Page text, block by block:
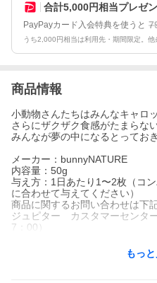
合計5,000円相当プレゼン
PayPayカード入会特典を使うと
うち2,000円相当は利用先・期間限定。他
商品情報
小動物さんたちはみんなキャロ
さらにザクザク食感がたまらな
みんなが夢の中になるとってお
メーカー：bunnyNATURE
内容量：50g
与え方：1日あたり1〜2枚（コ
に合わせて与えてください）
商品に関するお問い合わせは下
ジュピター カスタマーセンタ
7：00）
もっ